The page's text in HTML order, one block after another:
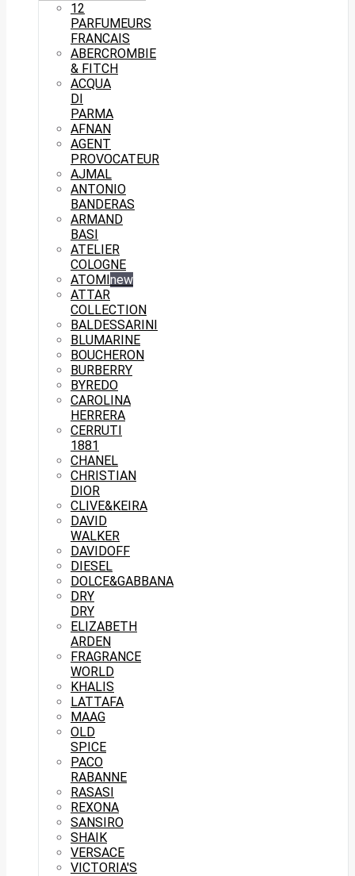
12
PARFUMEURS
FRANCAIS
ABERCROMBIE
& FITCH
ACQUA
DI
PARMA
AFNAN
AGENT
PROVOCATEUR
AJMAL
ANTONIO
BANDERAS
ARMAND
BASI
ATELIER
COLOGNE
ATOMI new
ATTAR
COLLECTION
BALDESSARINI
BLUMARINE
BOUCHERON
BURBERRY
BYREDO
CAROLINA
HERRERA
CERRUTI
1881
CHANEL
CHRISTIAN
DIOR
CLIVE&KEIRA
DAVID
WALKER
DAVIDOFF
DIESEL
DOLCE&GABBANA
DRY
DRY
ELIZABETH
ARDEN
FRAGRANCE
WORLD
KHALIS
LATTAFA
MAAG
OLD
SPICE
PACO
RABANNE
RASASI
REXONA
SANSIRO
SHAIK
VERSACE
VICTORIA'S